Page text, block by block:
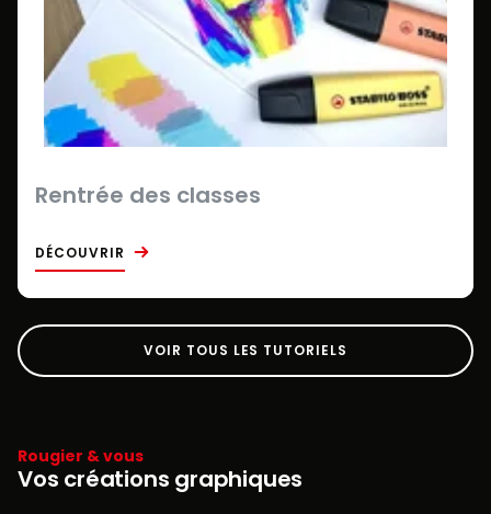
Rentrée des classes
DÉCOUVRIR
VOIR TOUS LES TUTORIELS
Rougier & vous
Vos créations graphiques